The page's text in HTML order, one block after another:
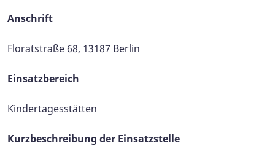
Anschrift
Floratstraße 68, 13187 Berlin
Einsatzbereich
Kindertagesstätten​​
Kurzbeschreibung der Einsatzstelle